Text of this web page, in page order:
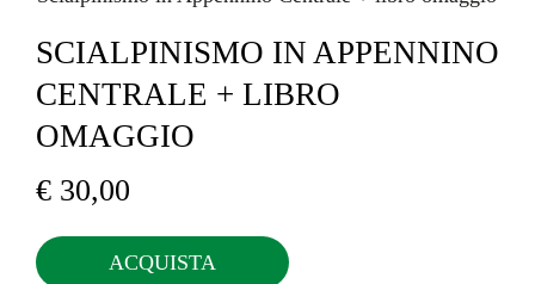
SCIALPINISMO IN APPENNINO
CENTRALE + LIBRO
OMAGGIO
€ 30,00
ACQUISTA